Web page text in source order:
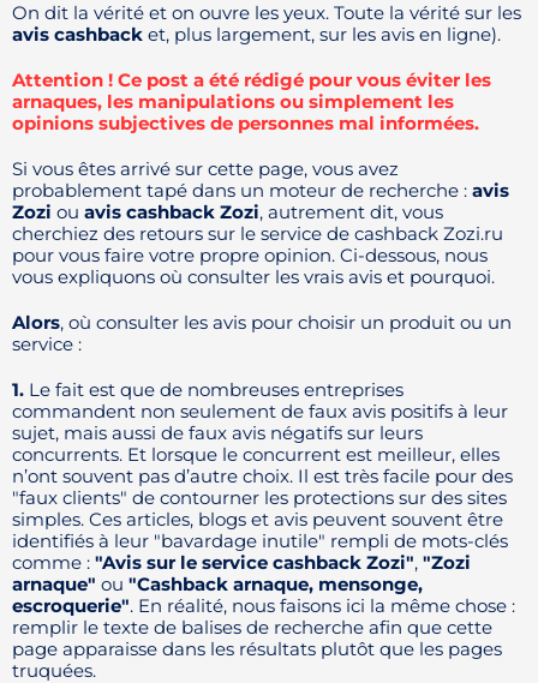
On dit la vérité et on ouvre les yeux. Toute la vérité sur les
avis cashback et, plus largement, sur les avis en ligne).
Attention ! Ce post a été rédigé pour vous éviter les
arnaques, les manipulations ou simplement les
opinions subjectives de personnes mal informées.
Si vous êtes arrivé sur cette page, vous avez
probablement tapé dans un moteur de recherche : avis
Zozi ou avis cashback Zozi, autrement dit, vous
cherchiez des retours sur le service de cashback Zozi.ru
pour vous faire votre propre opinion. Ci-dessous, nous
vous expliquons où consulter les vrais avis et pourquoi.
Alors, où consulter les avis pour choisir un produit ou un
service :
1. Le fait est que de nombreuses entreprises
commandent non seulement de faux avis positifs à leur
sujet, mais aussi de faux avis négatifs sur leurs
concurrents. Et lorsque le concurrent est meilleur, elles
n’ont souvent pas d’autre choix. Il est très facile pour des
"faux clients" de contourner les protections sur des sites
simples. Ces articles, blogs et avis peuvent souvent être
identifiés à leur "bavardage inutile" rempli de mots-clés
comme : "Avis sur le service cashback Zozi", "Zozi
arnaque" ou "Cashback arnaque, mensonge,
escroquerie". En réalité, nous faisons ici la même chose :
remplir le texte de balises de recherche afin que cette
page apparaisse dans les résultats plutôt que les pages
truquées.